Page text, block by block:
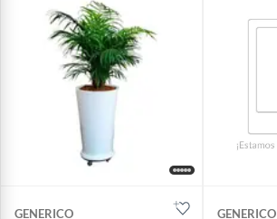
GENERICO GENERICO